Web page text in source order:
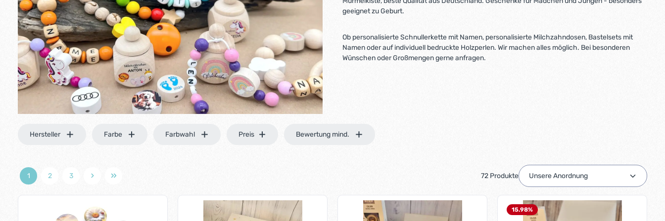
geeignet zu Geburt.
Ob personalisierte Schnullerkette mit Namen, personalisierte Milchzahndosen, Bastelsets mit
Namen oder auf individuell bedruckte Holzperlen. Wir machen alles möglich. Bei besonderen
Wünschen oder Großmengen gerne anfragen.
Hersteller Farbe Farbwahl Preis Bewertung mind.
Seite
1
Seite
2
Seite
3 72 Produkte
15.98%